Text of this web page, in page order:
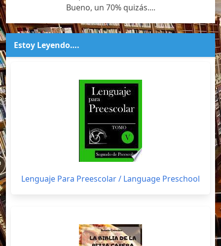
Bueno, un 70% quizás....
Estoy Leyendo….
Lenguaje Para Preescolar / Language Preschool